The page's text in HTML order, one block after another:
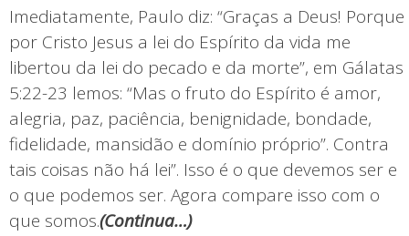
Imediatamente, Paulo diz: “Graças a Deus! Porque
por Cristo Jesus a lei do Espírito da vida me
libertou da lei do pecado e da morte”, em Gálatas
5:22-23 lemos: “Mas o fruto do Espírito é amor,
alegria, paz, paciência, benignidade, bondade,
fidelidade, mansidão e domínio próprio”. Contra
tais coisas não há lei”. Isso é o que devemos ser e
o que podemos ser. Agora compare isso com o
que somos.(Continua…)